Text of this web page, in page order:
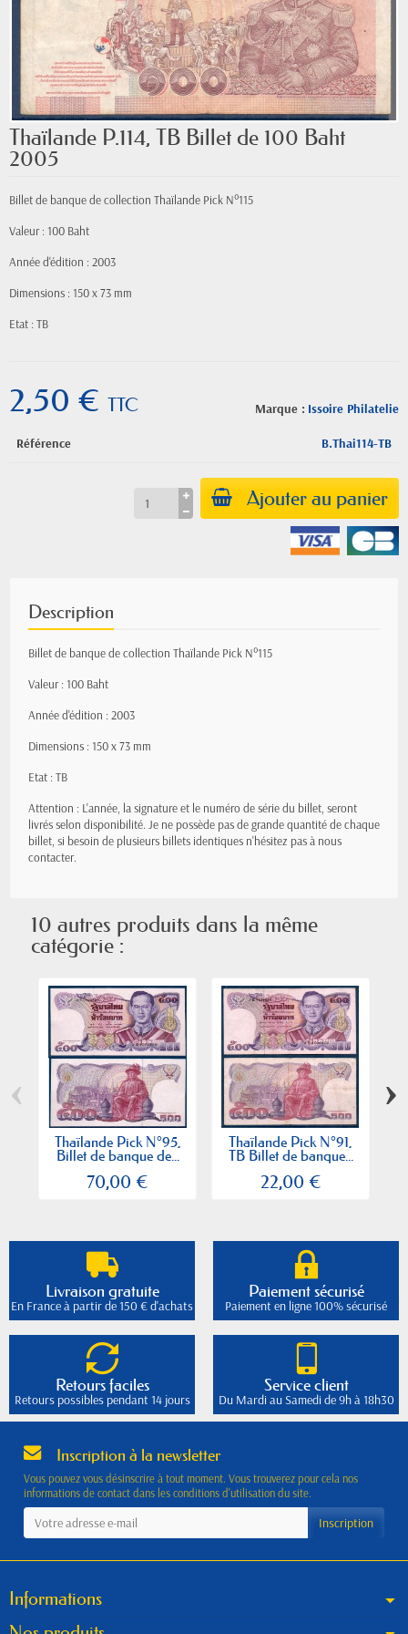
Thaïlande P.114, TB Billet de 100 Baht
2005
Billet de banque de collection Thaïlande Pick N°115
Valeur : 100 Baht
Année d'édition : 2003
Dimensions : 150 x 73 mm
Etat : TB
Marque : Issoire Philatelie
2,50 € TTC
Référence B.Thai114-TB
Ajouter au panier
Description
Billet de banque de collection Thaïlande Pick N°115
Valeur : 100 Baht
Année d'édition : 2003
Dimensions : 150 x 73 mm
Etat : TB
Attention : L'année, la signature et le numéro de série du billet, seront
livrés selon disponibilité. Je ne possède pas de grande quantité de chaque
billet, si besoin de plusieurs billets identiques n'hésitez pas à nous
contacter.
10 autres produits dans la même
catégorie :
Thaïlande Pick N°95,
Billet de banque de...
70,00 €
Thaïlande Pick N°91,
TB Billet de banque...
22,00 €
‹ ›
Livraison gratuite
En France à partir de 150 € d'achats
Paiement sécurisé
Paiement en ligne 100% sécurisé
Retours faciles
Retours possibles pendant 14 jours
Service client
Du Mardi au Samedi de 9h à 18h30
Inscription à la newsletter
Vous pouvez vous désinscrire à tout moment. Vous trouverez pour cela nos
informations de contact dans les conditions d'utilisation du site.
Informations